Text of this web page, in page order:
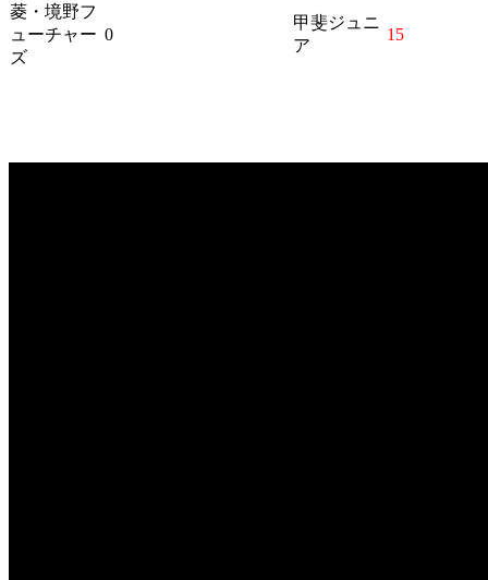
菱・境野フ
ューチャー
ズ
0
甲斐ジュニ
ア
15